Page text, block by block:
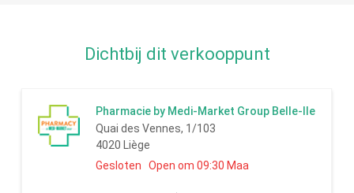
Dichtbij dit verkooppunt
Pharmacie by Medi-Market Group Belle-Ile
Quai des Vennes, 1/103
4020 Liège
Gesloten Open om 09:30 Maa